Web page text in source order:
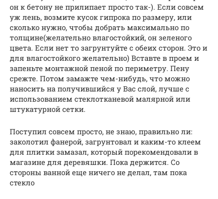
он к бетону не прилипает просто так-). Если совсем
уж лень, возмите кусок гипрока по размеру, или
сколько нужно, чтобы добрать максимально по
толщине(желательно влагостойкий, он зеленого
цвета. Если нет то загрунтуйте с обеих сторон. Это и
для влагостойкого желательно) Вставте в проем и
запеньте монтажной пеной по периметру. Пену
срежте. Потом замажте чем-нибудь, что можно
наносить на получившийся у Вас слой, лучше с
использованием стеклотканевой малярной или
штукатурной сетки.
Поступил совсем просто, не знаю, правильно ли:
заколотил фанерой, загрунтовал и каким-то клеем
для плитки замазал, который порекомендовали в
магазине для деревяшки. Пока держится. Со
стороны ванной еще ничего не делал, там пока
стекло